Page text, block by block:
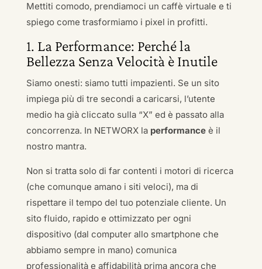
Mettiti comodo, prendiamoci un caffè virtuale e ti
spiego come trasformiamo i pixel in profitti.
1. La Performance: Perché la
Bellezza Senza Velocità è Inutile
Siamo onesti: siamo tutti impazienti. Se un sito
impiega più di tre secondi a caricarsi, l’utente
medio ha già cliccato sulla “X” ed è passato alla
concorrenza. In NETWORX la performanceè il
nostro mantra.
Non si tratta solo di far contenti i motori di ricerca
(che comunque amano i siti veloci), ma di
rispettare il tempo del tuo potenziale cliente. Un
sito fluido, rapido e ottimizzato per ogni
dispositivo (dal computer allo smartphone che
abbiamo sempre in mano) comunica
professionalità e affidabilità prima ancora che